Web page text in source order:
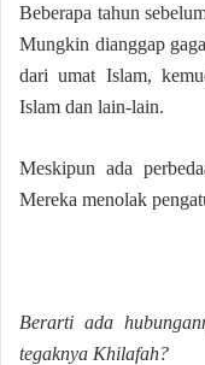
Beberapa tahun
Mungkin dianggap
dari umat Islam,
Islam dan lain-lain.
Meskipun ada
Mereka menolak
Berarti ada
tegaknya Khilafah?